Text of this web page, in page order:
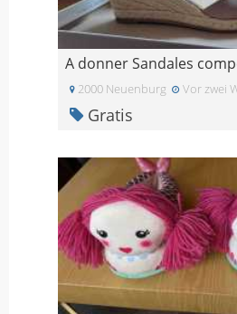
2000 Neuenburg Vor zwei
Gratis